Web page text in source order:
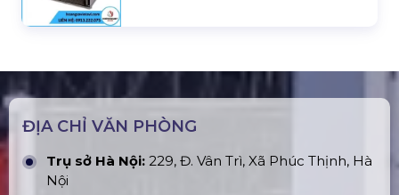
ĐỊA CHỈ VĂN PHÒNG
Trụ sở Hà Nội: 229, Đ. Vân Trì, Xã Phúc Thịnh, Hà
Nội